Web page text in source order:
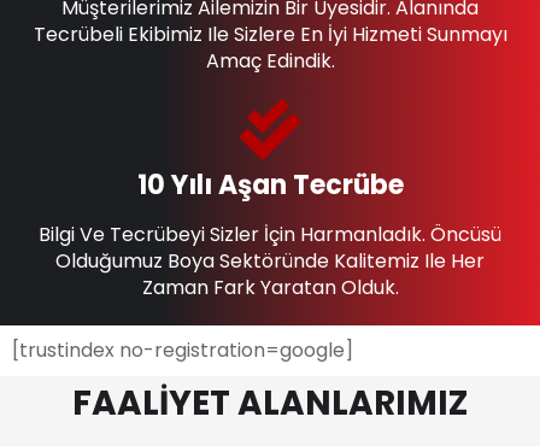
10 Yılı Aşan Tecrübe
Bilgi Ve Tecrübeyi Sizler İçin Harmanladık. Öncüsü
Olduğumuz Boya Sektöründe Kalitemiz Ile Her
Zaman Fark Yaratan Olduk.
Müşterilerimiz Ailemizin Bir Üyesidir. Alanında
Tecrübeli Ekibimiz Ile Sizlere En İyi Hizmeti Sunmayı
Amaç Edindik.
[trustindex no-registration=google]
FAALİYET ALANLARIMIZ